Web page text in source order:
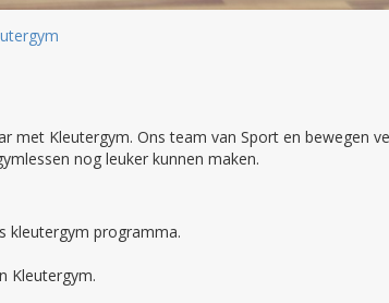
met Kleutergym. Ons team van Sport en bewegen
nog leuker kunnen maken.
kleutergym programma.
Kleutergym.